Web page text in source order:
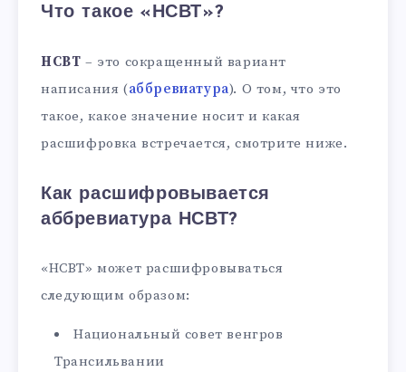
Что такое «НСВТ»?
НСВТ – это сокращенный вариант
написания (аббревиатура). О том, что это
такое, какое значение носит и какая
расшифровка встречается, смотрите ниже.
Как расшифровывается
аббревиатура НСВТ?
«НСВТ» может расшифровываться
следующим образом:
Национальный совет венгров
Трансильвании